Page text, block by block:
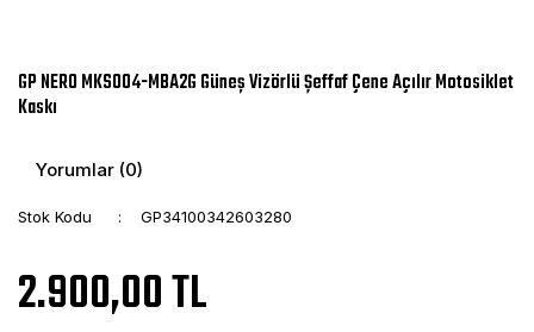
GP NERO MKS004-MBA2G Güneş Vizörlü Şeffaf Çene Açılır Motosiklet
Kaskı
Yorumlar (0)
Stok Kodu GP34100342603280
2.900,00 TL